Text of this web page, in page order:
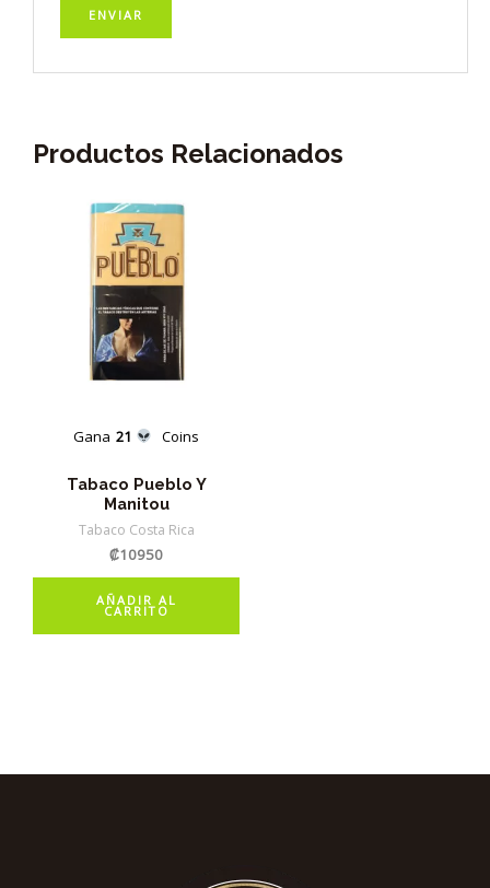
Productos Relacionados
Gana 21 Coins
Tabaco Pueblo Y
Manitou
Tabaco Costa Rica
₡10950
AÑADIR AL
CARRITO